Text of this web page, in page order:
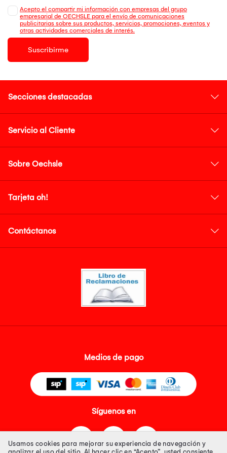
Acepto el compartir mi información con empresas del grupo
empresarial de OECHSLE para el envío de comunicaciones
publicitarias sobre sus productos, servicios, promociones, eventos y
otras actividades comerciales de interés.
Suscribirme
Secciones destacadas
Servicio al Cliente
Sobre Oechsle
Tarjeta oh!
Contáctanos
Medios de pago
Síguenos en
Usamos cookies para mejorar su experiencia de navegación y